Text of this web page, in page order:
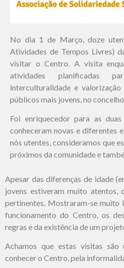
No dia 1 de Março, doze
Atividades de Tempos Livres)
visitar o Centro. A visita
atividades planificadas
interculturalidade e
públicos mais jovens, no
Foi enriquecedor para as
conheceram novas e diferentes
nós utentes, consideramos que
próximos da comunidade e
Apesar das diferenças de idade
jovens estiveram muito atentos,
pertinentes. Mostraram-se muito
funcionamento do Centro, os
regras e da existência de um
Achamos que estas visitas
conhecer o Centro, pela